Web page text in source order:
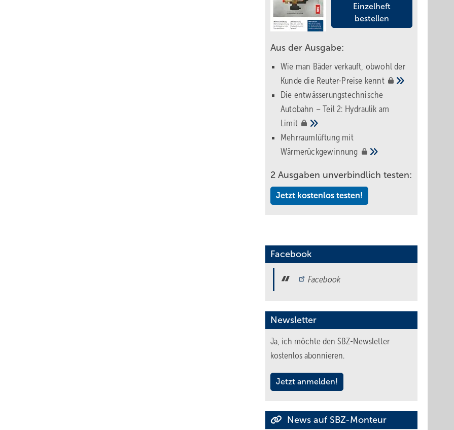
Einzelheft
bestellen
Aus der Ausgabe:
Wie man Bäder verkauft, obwohl der
Kunde die Reuter-Preise kennt
Die entwässerungstechnische
Autobahn – Teil 2: Hydraulik am
Limit
Mehrraumlüftung mit
Wärmerückgewinnung
2 Ausgaben unverbindlich testen:
Jetzt kostenlos testen!
Facebook
Facebook
Newsletter
Ja, ich möchte den SBZ-Newsletter
kostenlos abonnieren.
Jetzt anmelden!
News auf SBZ-Monteur